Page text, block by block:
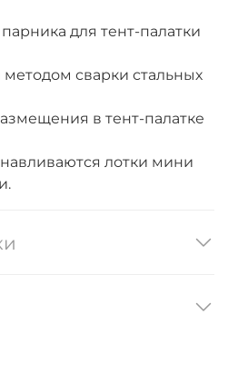
для тент-палатки
методом сварки стальных
в тент-палатке
лотки мини